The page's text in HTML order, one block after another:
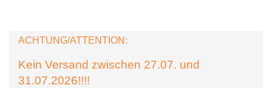
ACHTUNG/ATTENTION:
Kein Versand zwischen 27.07. und
31.07.2026!!!!